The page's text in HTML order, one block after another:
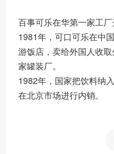
百事可乐在华第一家工厂
1981年，可口可乐在中
游饭店，卖给外国人收
家罐装厂。
1982年，国家把饮料纳
在北京市场进行内销。